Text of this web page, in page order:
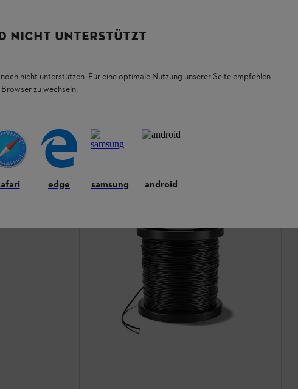
Connettore filo 50 pezzi
78,00 €*
NICHT UNTERSTÜTZT
nicht unterstützen. Für eine optimale Nutzung unserer Seite empfehlen
zu wechseln:
edge samsung android